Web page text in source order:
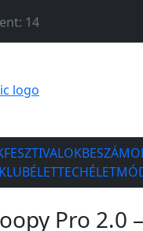
14
FESZTIVALOK
KLUBÉLETTECH
Pro 2.0